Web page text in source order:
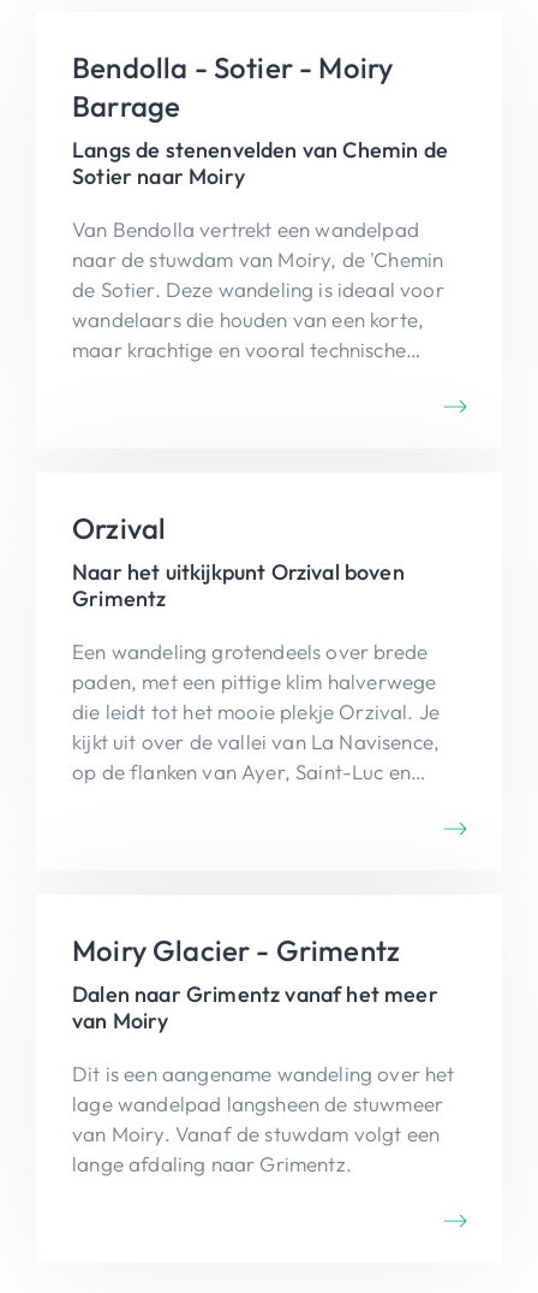
Bendolla - Sotier - Moiry
Barrage
Langs de stenenvelden van Chemin de
Sotier naar Moiry
Van Bendolla vertrekt een wandelpad
naar de stuwdam van Moiry, de 'Chemin
de Sotier. Deze wandeling is ideaal voor
wandelaars die houden van een korte,
maar krachtige en vooral technische
Orzival
Naar het uitkijkpunt Orzival boven
Grimentz
Een wandeling grotendeels over brede
paden, met een pittige klim halverwege
die leidt tot het mooie plekje Orzival. Je
kijkt uit over de vallei van La Navisence,
op de flanken van Ayer, Saint-Luc en
Moiry Glacier - Grimentz
Dalen naar Grimentz vanaf het meer
van Moiry
Dit is een aangename wandeling over het
lage wandelpad langsheen de stuwmeer
van Moiry. Vanaf de stuwdam volgt een
lange afdaling naar Grimentz.